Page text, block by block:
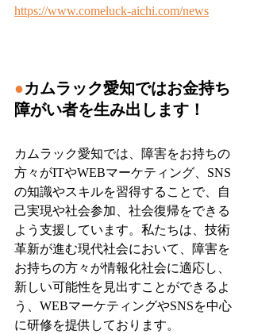
https://www.comeluck-aichi.com/news
●カムラック愛知ではお金持ち
障がい者を生み出します！
カムラック愛知では、障害をお持ちの
方々がITやWEBマーケティング、SNS
の知識やスキルを習得することで、自
己実現や社会参加、社会復帰をできる
よう支援しています。私たちは、技術
革新が進む現代社会において、障害を
お持ちの方々が情報化社会に適応し、
新しい可能性を見出すことができるよ
う、WEBマーケティングやSNSを中心
に研修を提供しております。